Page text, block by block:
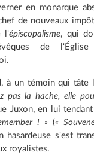
en monarque
de nouveaux
l'épiscopalisme, qui
de l'Église
à un témoin qui tâte
pas la hache, elle
Juxon, en lui
! » («
hasardeuse s'est
royalistes.